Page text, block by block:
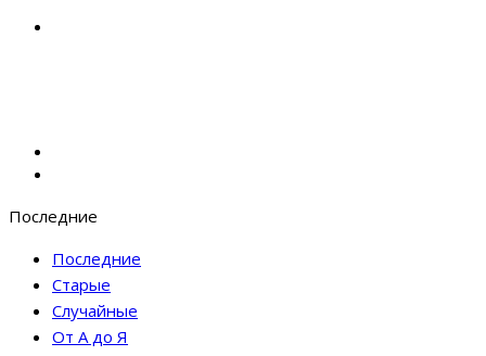
Последние
Последние
Старые
Случайные
От А до Я